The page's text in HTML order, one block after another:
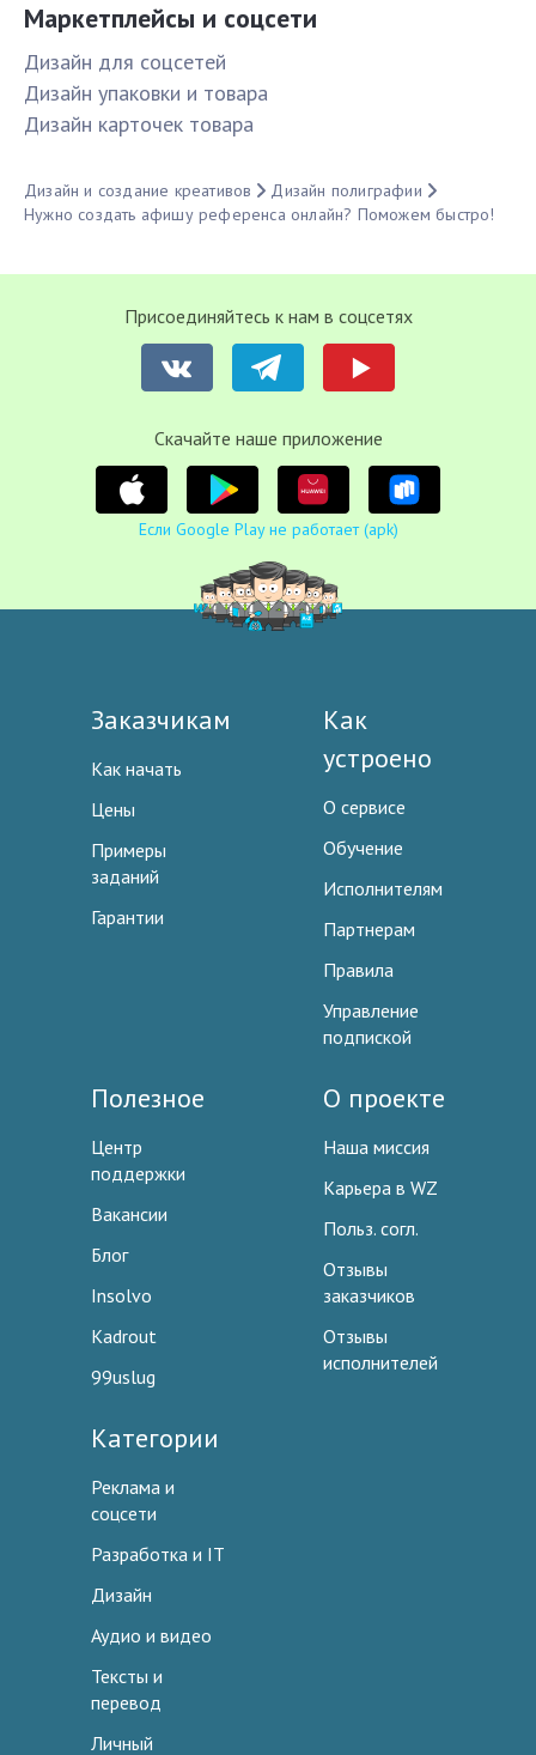
Маркетплейсы и соцсети
Дизайн для соцсетей
Дизайн упаковки и товара
Дизайн карточек товара
Дизайн и создание креативов
Дизайн полиграфии
Нужно создать афишу референса онлайн? Поможем быстро!
Присоединяйтесь к нам в соцсетях
Cкачайте наше приложение
Если Google Play не работает (apk)
Заказчикам
Как начать
Цены
Примеры
заданий
Гарантии
Как
устроено
О сервисе
Обучение
Исполнителям
Партнерам
Правила
Управление
подпиской
Полезное
Центр
поддержки
Вакансии
Блог
Insolvo
Kadrout
99uslug
О проекте
Наша миссия
Карьера в WZ
Польз. согл.
Отзывы
заказчиков
Отзывы
исполнителей
Категории
Реклама и
соцсети
Разработка и IT
Дизайн
Аудио и видео
Тексты и
перевод
Личный